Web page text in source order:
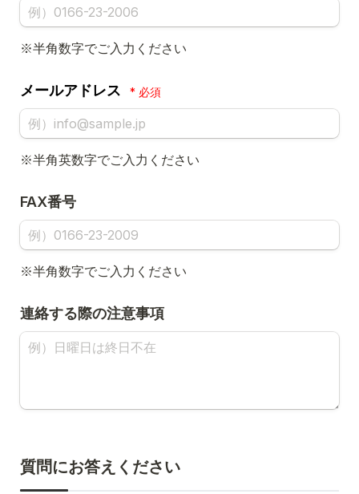
※半角数字でご入力ください
メールアドレス *
※半角英数字でご入力ください
FAX番号
※半角数字でご入力ください
連絡する際の注意事項
質問にお答えください